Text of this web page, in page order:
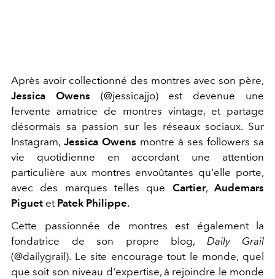
Après avoir collectionné des montres avec son père,
Jessica Owens (@jessicajjo) est devenue une
fervente amatrice de montres vintage, et partage
désormais sa passion sur les réseaux sociaux. Sur
Instagram, Jessica Owens montre à ses followers sa
vie quotidienne en accordant une attention
particulière aux montres envoûtantes qu'elle porte,
avec des marques telles que Cartier,Audemars
Piguet et Patek Philippe.
Cette passionnée de montres est également la
fondatrice de son propre blog, Daily Grail
(@dailygrail). Le site encourage tout le monde, quel
que soit son niveau d'expertise, à rejoindre le monde